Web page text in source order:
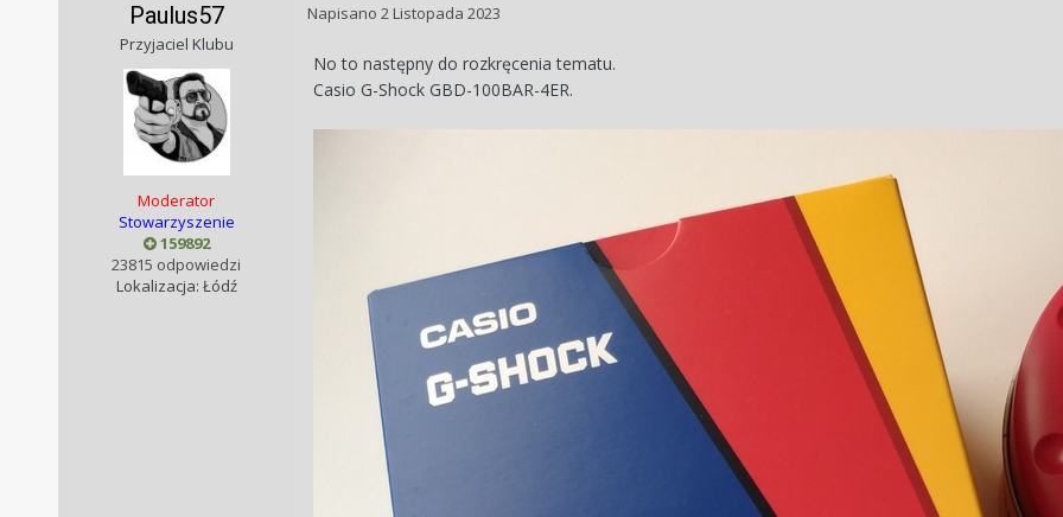
Paulus57
Przyjaciel Klubu
Moderator
Stowarzyszenie
159892
23815 odpowiedzi
Lokalizacja: Łódź
Napisano 2 Listopada 2023
No to następny do rozkręcenia tematu.
Casio G-Shock GBD-100BAR-4ER.